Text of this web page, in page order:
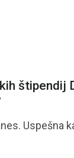
štipendij
Uspešna